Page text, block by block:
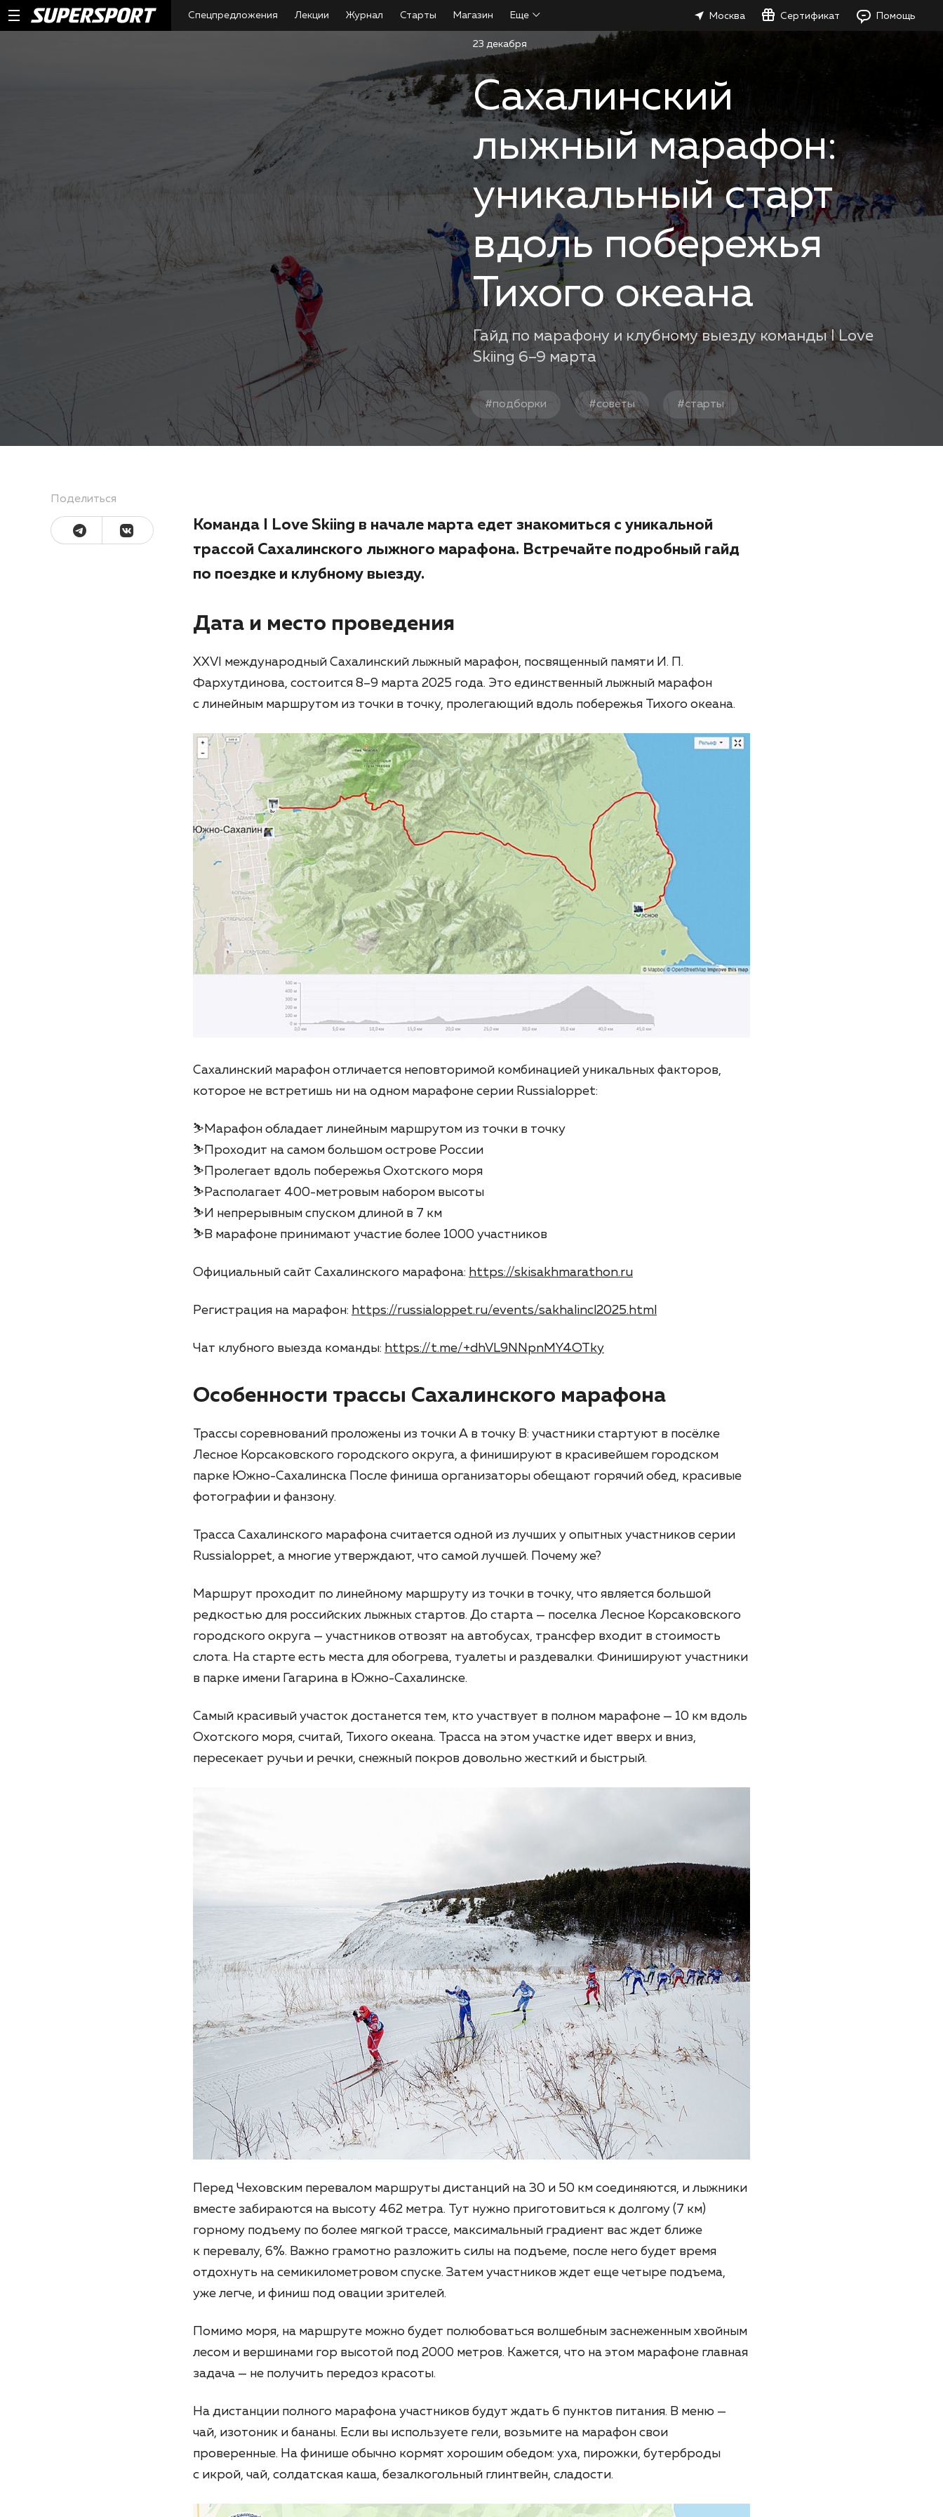
Спецпредложения Лекции Журнал Старты Магазин Еще Москва Сертификат Помощь
23 декабря
Сахалинский
лыжный марафон:
уникальный старт
вдоль побережья
Тихого океана
Гайд по марафону и клубному выезду команды I Love
Skiing 6–9 марта
#подборки #советы #старты
Поделиться
Команда I Love Skiing в начале марта едет знакомиться с уникальной
трассой Сахалинского лыжного марафона. Встречайте подробный гайд
по поездке и клубному выезду.
Дата и место проведения
XXVI международный Сахалинский лыжный марафон, посвященный памяти И. П.
Фархутдинова, состоится 8–9 марта 2025 года. Это единственный лыжный марафон
с линейным маршрутом из точки в точку, пролегающий вдоль побережья Тихого океана.
Сахалинский марафон отличается неповторимой комбинацией уникальных факторов,
которое не встретишь ни на одном марафоне серии Russialoppet:
⛷Марафон обладает линейным маршрутом из точки в точку
⛷Проходит на самом большом острове России
⛷Пролегает вдоль побережья Охотского моря
⛷Располагает 400-метровым набором высоты
⛷И непрерывным спуском длиной в 7 км
⛷В марафоне принимают участие более 1000 участников
Официальный сайт Сахалинского марафона: https://skisakhmarathon.ru
Регистрация на марафон: https://russialoppet.ru/events/sakhalincl2025.html
Чат клубного выезда команды: https://t.me/+dhVL9NNpnMY4OTky
Особенности трассы Сахалинского марафона
Трассы соревнований проложены из точки А в точку В: участники стартуют в посёлке
Лесное Корсаковского городского округа, а финишируют в красивейшем городском
парке Южно-Сахалинска После финиша организаторы обещают горячий обед, красивые
фотографии и фанзону.
Трасса Сахалинского марафона считается одной из лучших у опытных участников серии
Russialoppet, а многие утверждают, что самой лучшей. Почему же?
Маршрут проходит по линейному маршруту из точки в точку, что является большой
редкостью для российских лыжных стартов. До старта — поселка Лесное Корсаковского
городского округа — участников отвозят на автобусах, трансфер входит в стоимость
слота. На старте есть места для обогрева, туалеты и раздевалки. Финишируют участники
в парке имени Гагарина в Южно-Сахалинске.
Самый красивый участок достанется тем, кто участвует в полном марафоне — 10 км вдоль
Охотского моря, считай, Тихого океана. Трасса на этом участке идет вверх и вниз,
пересекает ручьи и речки, снежный покров довольно жесткий и быстрый.
Перед Чеховским перевалом маршруты дистанций на 30 и 50 км соединяются, и лыжники
вместе забираются на высоту 462 метра. Тут нужно приготовиться к долгому (7 км)
горному подъему по более мягкой трассе, максимальный градиент вас ждет ближе
к перевалу, 6%. Важно грамотно разложить силы на подъеме, после него будет время
отдохнуть на семикилометровом спуске. Затем участников ждет еще четыре подъема,
уже легче, и финиш под овации зрителей.
Помимо моря, на маршруте можно будет полюбоваться волшебным заснеженным хвойным
лесом и вершинами гор высотой под 2000 метров. Кажется, что на этом марафоне главная
задача — не получить передоз красоты.
На дистанции полного марафона участников будут ждать 6 пунктов питания. В меню —
чай, изотоник и бананы. Если вы используете гели, возьмите на марафон свои
проверенные. На финише обычно кормят хорошим обедом: уха, пирожки, бутерброды
с икрой, чай, солдатская каша, безалкогольный глинтвейн, сладости.